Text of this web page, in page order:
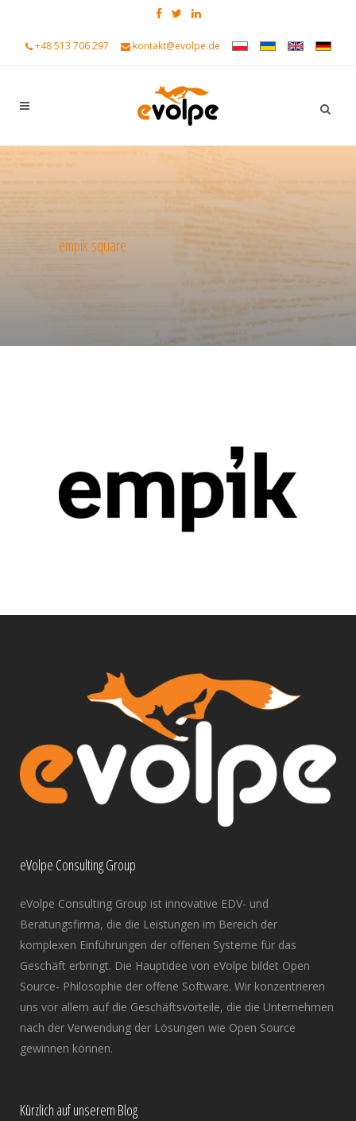
+48 513 706 297 kontakt@evolpe.de
empik square
eVolpe Consulting Group
eVolpe Consulting Group ist innovative EDV- und
Beratungsfirma, die die Leistungen im Bereich der
komplexen Einführungen der offenen Systeme für das
Geschäft erbringt. Die Hauptidee von eVolpe bildet Open
Source- Philosophie der offene Software. Wir konzentrieren
uns vor allem auf die Geschäftsvorteile, die die Unternehmen
nach der Verwendung der Lösungen wie Open Source
gewinnen können.
Kürzlich auf unserem Blog